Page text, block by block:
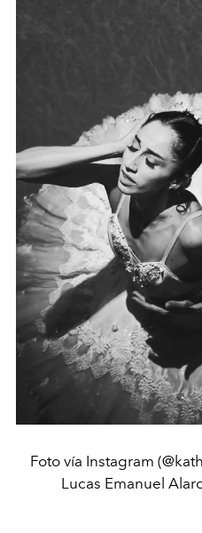
Foto vía Instagram
Lucas Emanuel